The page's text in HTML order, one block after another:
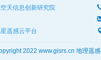
天信息创新研究院
遥感云平台
2022 www.gisrs.cn 地理遥